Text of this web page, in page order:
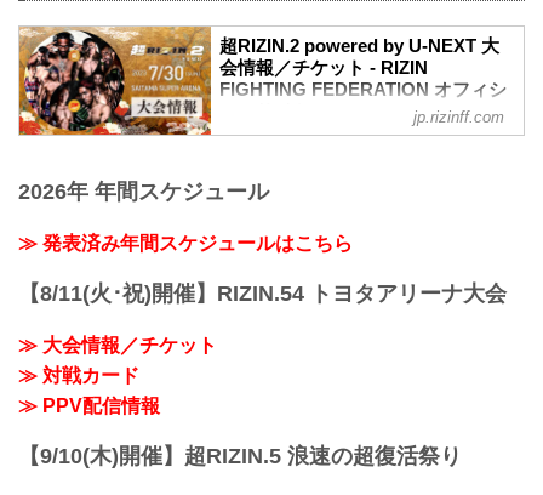
超RIZIN.2 powered by U-NEXT 大
会情報／チケット - RIZIN
FIGHTING FEDERATION オフィシ
youtu.be
開催日時
2023年7月30日（日）12:00開場（予定）/
14:00開始（予定）
※開場・開始時間は予定です。決定次第
予定時間が前後することがありますので
ご了承ください。
jp.rizinff.com
2026年 年間スケジュール
≫ 発表済み年間スケジュールはこちら
【8/11(火･祝)開催】RIZIN.54 トヨタアリーナ大会
≫ 大会情報／チケット
≫ 対戦カード
≫ PPV配信情報
【9/10(木)開催】超RIZIN.5 浪速の超復活祭り